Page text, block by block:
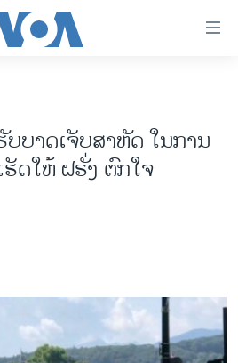
ບາດ​ເຈັບ​ສາ​ຫັດ ໃນ​ການ​
ດ​ໃຫ້ ​ຝ​ຣັ່ງ ​ຕົກ​ໃຈ